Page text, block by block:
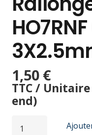
1,50 €
TTC /
end)